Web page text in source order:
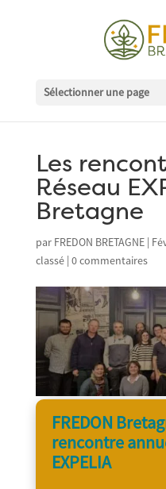
Sélectionner une page
Les
Réseau
Bretagne
par FREDON BRETAGNE|
classé| 0 commentaires
FREDON
rencontre
EXPELIA